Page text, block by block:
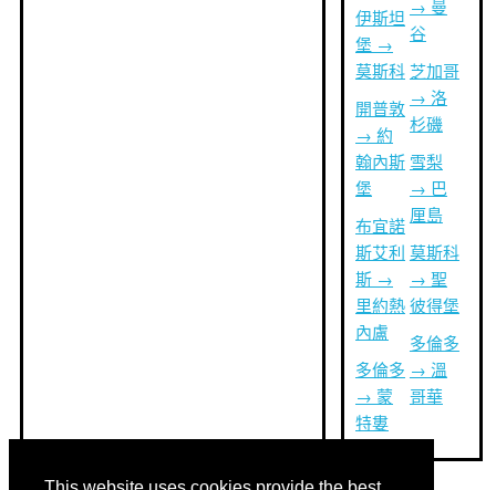
伊斯坦
堡 →
莫斯科
開普敦
→ 約
翰內斯
堡
布宜諾
斯艾利
斯 →
里約熱
內盧
多倫多
→ 蒙
特婁
→ 曼
谷
芝加哥
→ 洛
杉磯
雪梨
→ 巴
厘島
莫斯科
→ 聖
彼得堡
多倫多
→ 溫
哥華